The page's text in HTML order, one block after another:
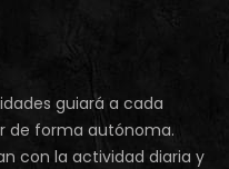
guiará a cada
de forma autónoma.
con la actividad diaria y